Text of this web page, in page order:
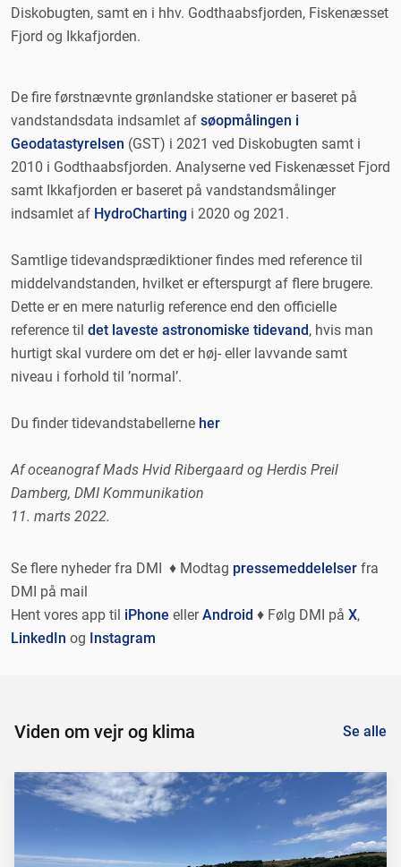
Diskobugten, samt en i hhv. Godthaabsfjorden, Fiskenæsset
Fjord og Ikkafjorden.
De fire førstnævnte grønlandske stationer er baseret på
vandstandsdata indsamlet af søopmålingen i
Geodatastyrelsen (GST) i 2021 ved Diskobugten samt i
2010 i Godthaabsfjorden. Analyserne ved Fiskenæsset Fjord
samt Ikkafjorden er baseret på vandstandsmålinger
indsamlet af HydroCharting i 2020 og 2021.
Samtlige tidevandsprædiktioner findes med reference til
middelvandstanden, hvilket er efterspurgt af flere brugere.
Dette er en mere naturlig reference end den officielle
reference til det laveste astronomiske tidevand, hvis man
hurtigt skal vurdere om det er høj- eller lavvande samt
niveau i forhold til ’normal’.
Du finder tidevandstabellerne her
Af oceanograf Mads Hvid Ribergaard og Herdis Preil
Damberg, DMI Kommunikation
11. marts 2022.
Se flere nyheder fra DMI ♦ Modtag pressemeddelelser fra
DMI på mail
Hent vores app til iPhone ellerAndroid ♦ Følg DMI på X,
LinkedIn og Instagram
Viden om vejr og klima Se alle